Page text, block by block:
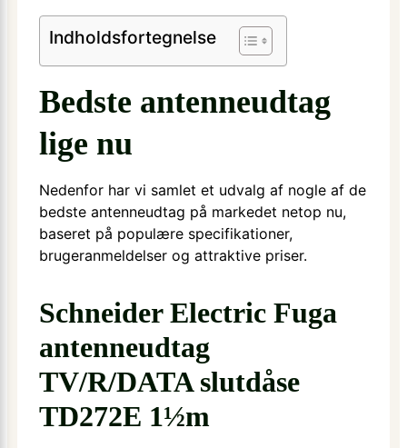
Indholdsfortegnelse
Bedste antenneudtag
lige nu
Nedenfor har vi samlet et udvalg af nogle af de
bedste antenneudtag på markedet netop nu,
baseret på populære specifikationer,
brugeranmeldelser og attraktive priser.
Schneider Electric Fuga
antenneudtag
TV/R/DATA slutdåse
TD272E 1½m